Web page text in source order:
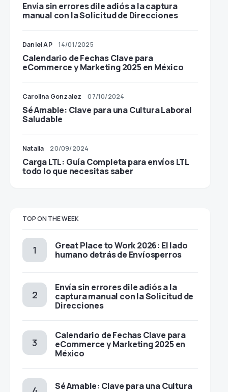
Envía sin errores dile adiós a la captura
manual con la Solicitud de Direcciones
Daniel AP 14/01/2025
Calendario de Fechas Clave para
eCommerce y Marketing 2025 en México
Carolina Gonzalez 07/10/2024
Sé Amable: Clave para una Cultura Laboral
Saludable
Natalia 20/09/2024
Carga LTL: Guía Completa para envíos LTL
todo lo que necesitas saber
TOP ON THE WEEK
Great Place to Work 2026: El lado
humano detrás de Envíosperros
Envía sin errores dile adiós a la
captura manual con la Solicitud de
Direcciones
Calendario de Fechas Clave para
eCommerce y Marketing 2025 en
México
Sé Amable: Clave para una Cultura
Realiza envíos a